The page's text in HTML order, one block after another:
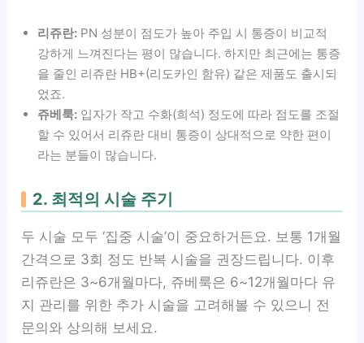
리쥬란: PN 성분이 점도가 높아 주입 시 통증이 비교적
강하게 느껴진다는 평이 많습니다. 하지만 최근에는 통증
을 줄인 리쥬란 HB+(리도카인 함유) 같은 제품도 출시되
었죠.
쥬베룩: 입자가 작고 수화(희석) 정도에 따라 점도를 조절
할 수 있어서 리쥬란 대비 통증이 상대적으로 약한 편이
라는 분들이 많습니다.
2. 최적의 시술 주기
두 시술 모두 ‘집중 시술’이 중요하거든요. 보통 1개월
간격으로 3회 정도 반복 시술을 권장드립니다. 이후
리쥬란은 3~6개월마다, 쥬베룩은 6~12개월마다 유
지 관리를 위한 추가 시술을 고려해볼 수 있으니 전
문의와 상의해 보세요.